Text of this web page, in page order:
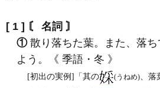
[ 1 ] 〘 名詞 〙
①散り落ちた葉。また、落ち
よう。《 季語・冬 》
[初出の実例]「其の (うねめ) 、